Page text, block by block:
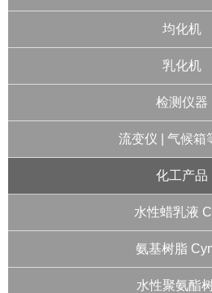
均化机
乳化机
检测仪器
流变仪 | 气候箱
化工产品
水性蜡乳液
氨基树脂
水性聚氨酯